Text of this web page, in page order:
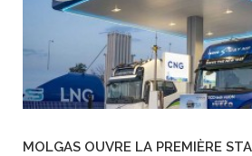
MOLGAS OUVRE LA PREMIÈRE